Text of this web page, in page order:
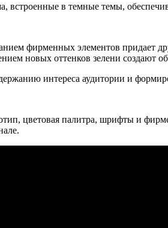
встроенные в темные темы,
фирменных элементов придает
новых оттенков зелени создают
интереса аудитории и
цветовая палитра, шрифты и